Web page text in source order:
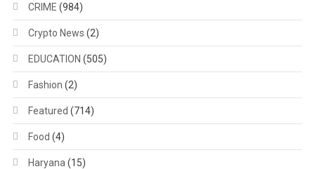
CRIME (984)
Crypto News (2)
EDUCATION (505)
Fashion (2)
Featured (714)
Food (4)
Haryana (15)